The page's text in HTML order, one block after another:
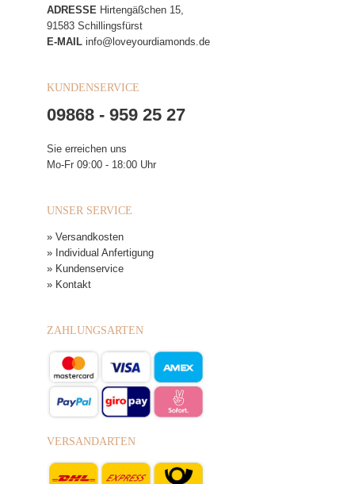
ADRESSE Hirtengäßchen 15,
91583 Schillingsfürst
E-MAIL info@loveyourdiamonds.de
KUNDENSERVICE
09868 - 959 25 27
Sie erreichen uns
Mo-Fr 09:00 - 18:00 Uhr
UNSER SERVICE
» Versandkosten
» Individual Anfertigung
» Kundenservice
» Kontakt
ZAHLUNGSARTEN
VERSANDARTEN